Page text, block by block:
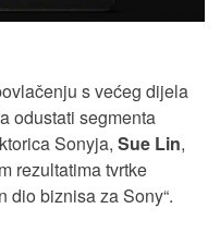
s većeg dijela
odustati segmenta
Sonyja, Sue Lin,
rezultatima tvrtke
dio biznisa za Sony“.